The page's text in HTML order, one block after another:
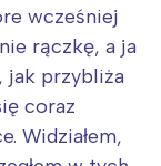
wcześniej
rączkę, a ja
jak przybliża
coraz
Widziałem,